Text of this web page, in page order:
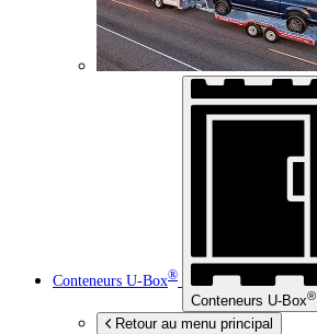
Conteneurs U-Box®
Conteneurs U-Box®
Retour au menu principal